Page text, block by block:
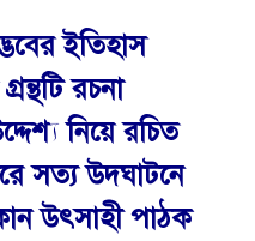
ইতিহাস
রচনা
নিয়ে রচিত
সত্য উদঘাটনে
উৎসাহী পাঠক